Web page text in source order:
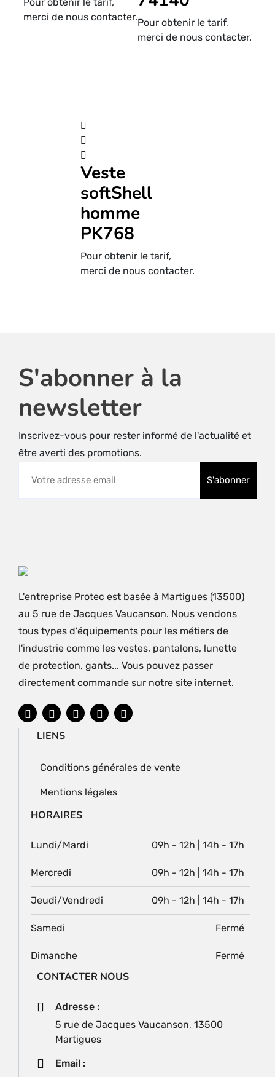
merci de nous contacter.Pour obtenir le tarif,
merci de nous contacter.
Veste
softShell
homme
PK768
Pour obtenir le tarif,
merci de nous contacter.
S'abonner à la
newsletter
Inscrivez-vous pour rester informé de l'actualité et
être averti des promotions.
L'entreprise Protec est basée à Martigues (13500)
au 5 rue de Jacques Vaucanson. Nous vendons
tous types d'équipements pour les métiers de
l'industrie comme les vestes, pantalons, lunette
de protection, gants... Vous pouvez passer
directement commande sur notre site internet.
LIENS
Conditions générales de vente
Mentions légales
HORAIRES
Lundi/Mardi 09h - 12h | 14h - 17h
Mercredi 09h - 12h | 14h - 17h
Jeudi/Vendredi 09h - 12h | 14h - 17h
Samedi Fermé
Dimanche Fermé
CONTACTER NOUS
Adresse :
5 rue de Jacques Vaucanson, 13500
Martigues
Email :